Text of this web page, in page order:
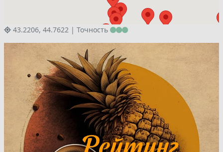
43.2206, 44.7622 | Точность